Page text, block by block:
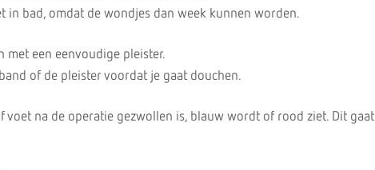
in bad, omdat de wondjes dan week kunnen worden.
met een eenvoudige pleister.
of de pleister voordat je gaat douchen.
voet na de operatie gezwollen is, blauw wordt of rood ziet. Dit gaat